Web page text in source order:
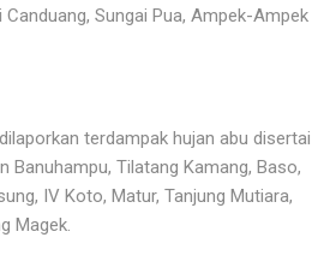
Sungai Pua, Ampek-Ampek
terdampak hujan abu disertai
Banuhampu, Tilatang Kamang, Baso,
IV Koto, Matur, Tanjung Mutiara,
Magek.